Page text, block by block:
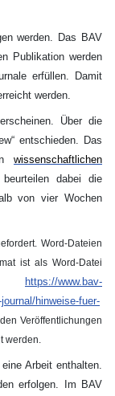
werden. Das BAV
Publikation werden
erfüllen. Damit
werden.
Über die
entschieden. Das
wissenschaftlichen
dabei die
von vier Wochen
Word-Dateien
ist als Word-Datei
https://www.bav-
hinweise-fuer-
Veröffentlichungen
werden.
Arbeit enthalten.
erfolgen. Im BAV